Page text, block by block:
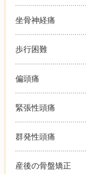
坐骨神経痛
歩行困難
偏頭痛
緊張性頭痛
群発性頭痛
産後の骨盤矯正